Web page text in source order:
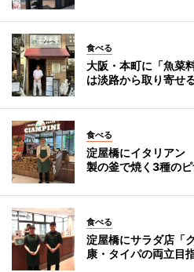
食べる
大阪・本町に「魚菜
は淡路から取り寄せ
食べる
淀屋橋にイタリアン
製の釜で焼く3種の
食べる
淀屋橋にサラダ店「
康・タイパの両立目